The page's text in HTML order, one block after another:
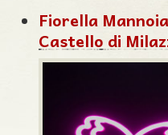
Fiorella
Castello di